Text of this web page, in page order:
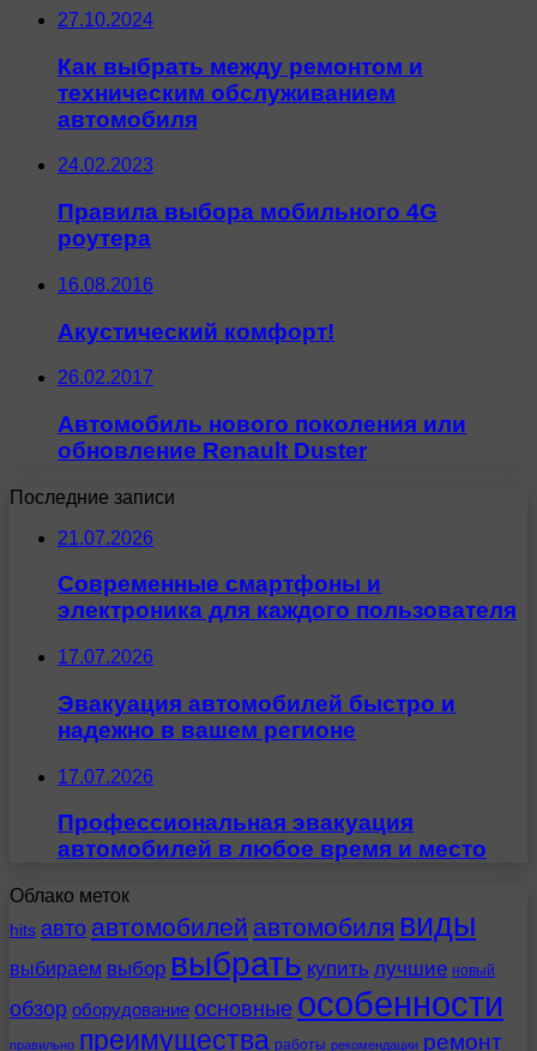
27.10.2024
Как выбрать между ремонтом и
техническим обслуживанием
автомобиля
24.02.2023
Правила выбора мобильного 4G
роутера
16.08.2016
Акустический комфорт!
26.02.2017
Автомобиль нового поколения или
обновление Renault Duster
Последние записи
21.07.2026
Современные смартфоны и
электроника для каждого пользователя
17.07.2026
Эвакуация автомобилей быстро и
надежно в вашем регионе
17.07.2026
Профессиональная эвакуация
автомобилей в любое время и место
Облако меток
hits авто автомобилей автомобиля виды
выбираем выбор выбрать купить лучшие новый
обзор оборудование основные особенности
правильно преимущества работы рекомендации ремонт